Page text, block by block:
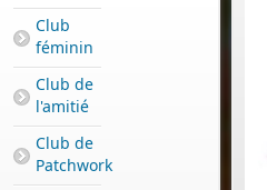
Club
féminin
Club de
l'amitié
Club de
Patchwork